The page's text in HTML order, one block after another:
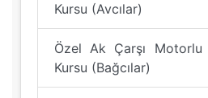
Kursu (Avcılar)
Özel Ak Çarşı Motorlu
Kursu (Bağcılar)